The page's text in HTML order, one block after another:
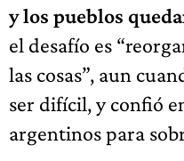
y los pueblos
el desafío es
las cosas”, aun
ser difícil, y confió
argentinos para